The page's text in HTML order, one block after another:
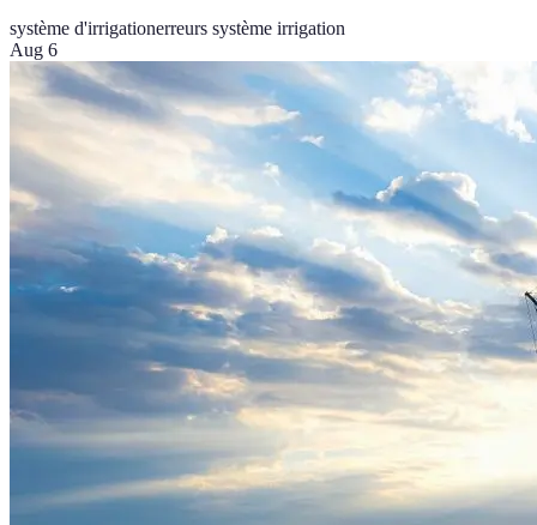
système d'irrigationerreurs système irrigation
Aug 6